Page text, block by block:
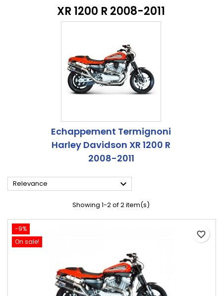
XR 1200 R 2008-2011
Echappement Termignoni
Harley Davidson XR 1200 R
2008-2011
Relevance 
Showing 1-2 of 2 item(s)
-9%
On sale!
favorite_border